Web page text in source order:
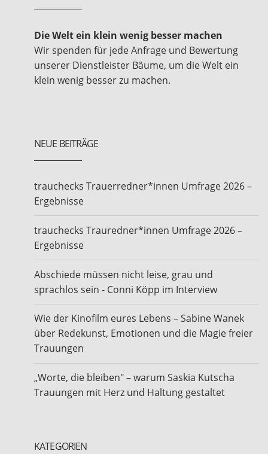
Die Welt ein klein wenig besser machen
Wir spenden für jede Anfrage und Bewertung
unserer Dienstleister Bäume, um die Welt ein
klein wenig besser zu machen.
NEUE BEITRÄGE
trauchecks Trauerredner*innen Umfrage 2026 –
Ergebnisse
trauchecks Trauredner*innen Umfrage 2026 –
Ergebnisse
Abschiede müssen nicht leise, grau und
sprachlos sein - Conni Köpp im Interview
Wie der Kinofilm eures Lebens – Sabine Wanek
über Redekunst, Emotionen und die Magie freier
Trauungen
„Worte, die bleiben" – warum Saskia Kutscha
Trauungen mit Herz und Haltung gestaltet
KATEGORIEN